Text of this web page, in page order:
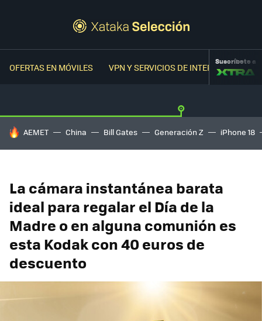
OFERTAS EN MÓVILES VPN Y SERVICIOS DE INTERNETSuscríbete a
HOY SE HABLA DE
AEMET China Bill Gates Generación Z iPhone 18
La cámara instantánea barata
ideal para regalar el Día de la
Madre o en alguna comunión es
esta Kodak con 40 euros de
descuento